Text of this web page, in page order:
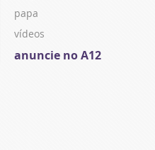
papa
vídeos
anuncie no A12